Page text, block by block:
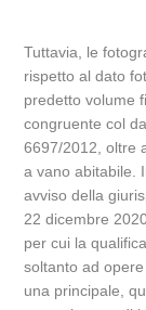
Tuttavia, le
rispetto al dato
predetto volume
congruente col
6697/2012, oltre
a vano abitabile.
avviso della
22 dicembre
per cui la
soltanto ad
una principale,